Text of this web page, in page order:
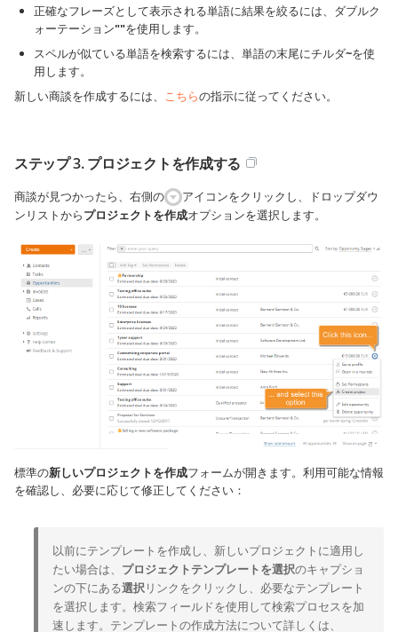
正確なフレーズとして表示される単語に結果を絞るには、ダブルク
ォーテーション""を使用します。
スペルが似ている単語を検索するには、単語の末尾にチルダ~を使
用します。
新しい商談を作成するには、
こちらの指示に従ってください。
ステップ 3. プロジェクトを作成する
商談が見つかったら、右側の
アイコンをクリックし、ドロップダウ
ンリストからプロジェクトを作成オプションを選択します。
標準の新しいプロジェクトを作成フォームが開きます。利用可能な情報
を確認し、必要に応じて修正してください：
以前にテンプレートを作成し、新しいプロジェクトに適用し
たい場合は、 プロジェクトテンプレートを選択のキャプショ
ンの下にある選択 リンクをクリックし、必要なテンプレート
を選択します。検索フィールドを使用して検索プロセスを加
速します。テンプレートの作成方法について詳しくは、